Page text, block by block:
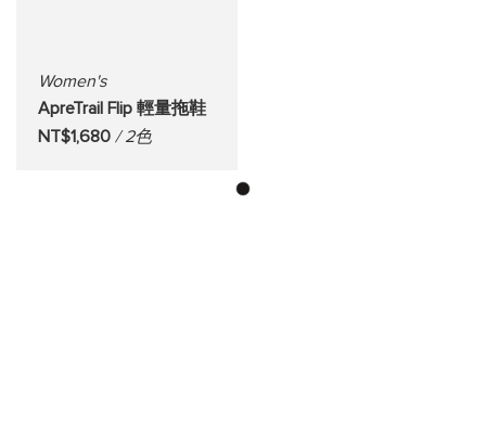
Women's
ApreTrail Flip 輕量拖鞋
NT$1,680 / 2色